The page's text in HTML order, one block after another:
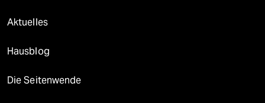
Aktuelles
Hausblog
Die Seitenwende